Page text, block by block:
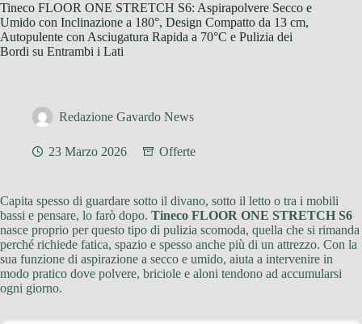
Tineco FLOOR ONE STRETCH S6: Aspirapolvere Secco e
Umido con Inclinazione a 180°, Design Compatto da 13 cm,
Autopulente con Asciugatura Rapida a 70°C e Pulizia dei
Bordi su Entrambi i Lati
Redazione Gavardo News
23 Marzo 2026 Offerte
Capita spesso di guardare sotto il divano, sotto il letto o tra i mobili
bassi e pensare, lo farò dopo. Tineco FLOOR ONE STRETCH S6
nasce proprio per questo tipo di pulizia scomoda, quella che si rimanda
perché richiede fatica, spazio e spesso anche più di un attrezzo. Con la
sua funzione di aspirazione a secco e umido, aiuta a intervenire in
modo pratico dove polvere, briciole e aloni tendono ad accumularsi
ogni giorno.